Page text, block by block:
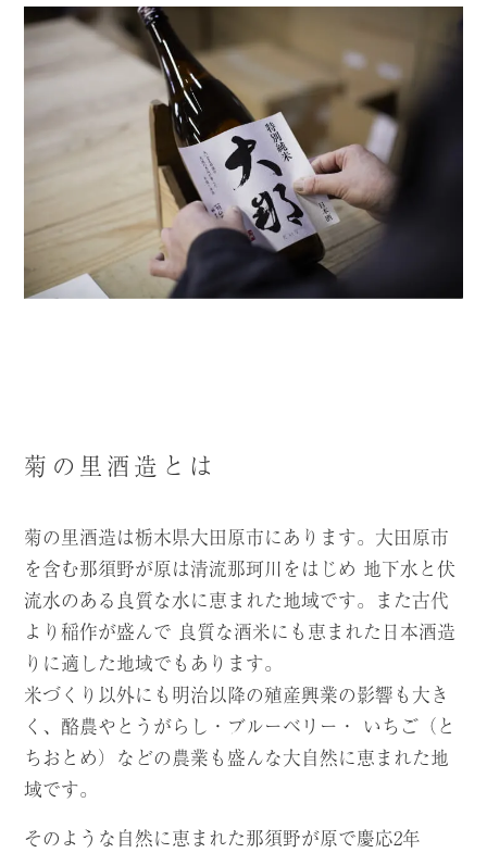
菊の里酒造とは
菊の里酒造は栃木県大田原市にあります。大田原市
を含む那須野が原は清流那珂川をはじめ 地下水と伏
流水のある良質な水に恵まれた地域です。また古代
より稲作が盛んで 良質な酒米にも恵まれた日本酒造
りに適した地域でもあります。
米づくり以外にも明治以降の殖産興業の影響も大き
く、酪農やとうがらし・ブルーベリー・ いちご（と
ちおとめ）などの農業も盛んな大自然に恵まれた地
域です。
そのような自然に恵まれた那須野が原で慶応2年